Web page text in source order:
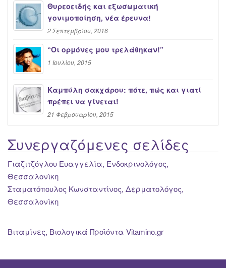
Θυρεοειδής και εξωσωματική
γονιμοποίηση, νέα έρευνα!
2 Σεπτεμβρίου, 2016
“Oι ορμόνες μου τρελάθηκαν!”
1 Ιουλίου, 2015
Καμπύλη σακχάρου: πότε, πώς και γιατί
πρέπει να γίνεται!
21 Φεβρουαρίου, 2015
Συνεργαζόμενες σελίδες
Γιαζιτζόγλου Ευαγγελία, Ενδοκρινολόγος,
Θεσσαλονίκη
Σταματόπουλος Κωνσταντίνος, Δερματολόγος,
Θεσσαλονίκη
Βιταμίνες, Βιολογικά Προϊόντα Vitamino.gr